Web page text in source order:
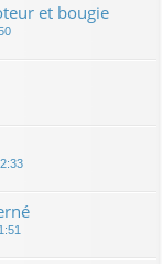
et bougie